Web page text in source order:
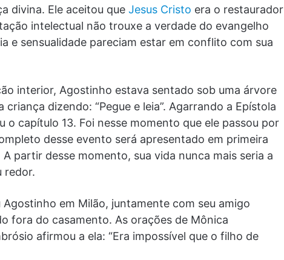
divina. Ele aceitou que Jesus Cristo era o restaurador
intelectual não trouxe a verdade do evangelho
e sensualidade pareciam estar em conflito com sua
interior, Agostinho estava sentado sob uma árvore
dizendo: “Pegue e leia”. Agarrando a Epístola
o capítulo 13. Foi nesse momento que ele passou por
desse evento será apresentado em primeira
partir desse momento, sua vida nunca mais seria a
redor.
em Milão, juntamente com seu amigo
fora do casamento. As orações de Mônica
afirmou a ela: “Era impossível que o filho de